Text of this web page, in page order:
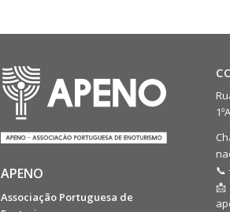
APENO
Associação Portuguesa de
📞
📩